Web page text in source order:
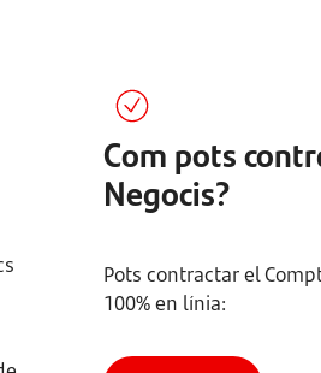
Com pots
Negocis?
Pots contractar el
100% en línia: